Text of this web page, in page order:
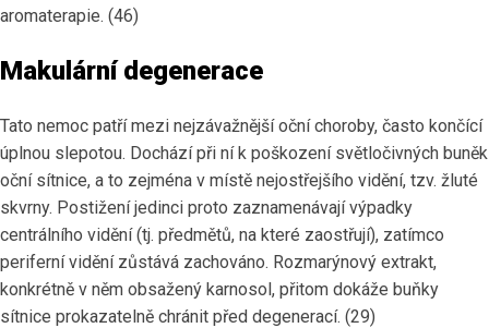
aromaterapie. (46)
Makulární degenerace
Tato nemoc patří mezi nejzávažnější oční choroby, často končící
úplnou slepotou. Dochází při ní k poškození světločivných buněk
oční sítnice, a to zejména v místě nejostřejšího vidění, tzv. žluté
skvrny. Postižení jedinci proto zaznamenávají výpadky
centrálního vidění (tj. předmětů, na které zaostřují), zatímco
periferní vidění zůstává zachováno. Rozmarýnový extrakt,
konkrétně v něm obsažený karnosol, přitom dokáže buňky
sítnice prokazatelně chránit před degenerací. (29)